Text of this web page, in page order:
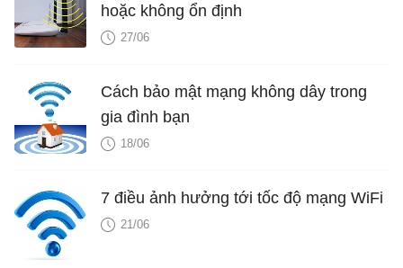
hoặc không ổn định
27/06
Cách bảo mật mạng không dây trong
gia đình bạn
18/06
7 điều ảnh hưởng tới tốc độ mạng WiFi
21/06